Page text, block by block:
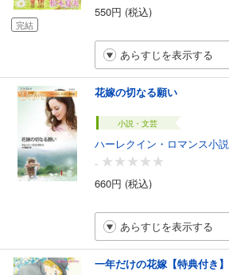
完結
550円 (税込)
あらすじを表示する
花嫁の切なる願い
小説・文芸
ハーレクイン・ロマンス小説
-
660円 (税込)
あらすじを表示する
一年だけの花嫁【特典付き】